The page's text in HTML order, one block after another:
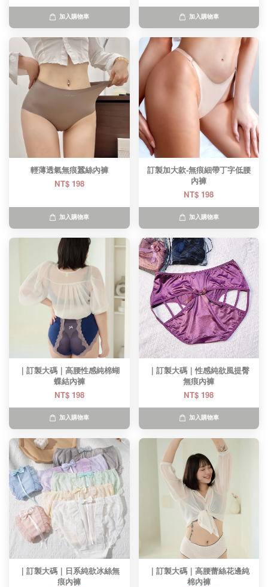
加入購物車 加入購物車
輕薄透氣無痕蠶絲內褲
NT$ 198
加入購物車
訂製加大款-無痕細帶丁字低腰
內褲
NT$ 198
加入購物車
｜訂製大碼｜高腰性感純棉蝴
蝶結內褲
NT$ 198
加入購物車
｜訂製大碼｜性感純欲風提臀
無痕內褲
NT$ 198
加入購物車
｜訂製大碼｜日系純欲冰絲無
痕內褲
｜訂製大碼｜高腰蕾絲花邊純
棉內褲